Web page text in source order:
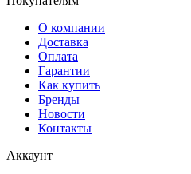
О компании
Доставка
Оплата
Гарантии
Как купить
Бренды
Новости
Контакты
Аккаунт